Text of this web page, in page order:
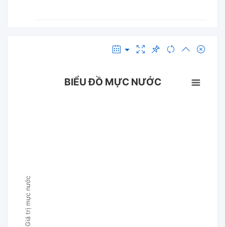
Giá trị mực nước
BIỂU ĐỒ MỰC NƯỚC